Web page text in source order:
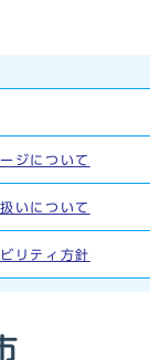
ジについて
いについて
リティ方針